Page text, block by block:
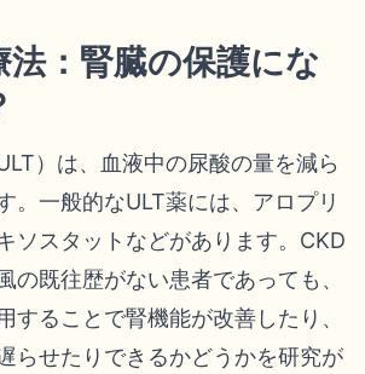
法：腎臓の保護にな
）は、血液中の尿酸の量を減ら
。一般的なULT薬には、アロプリ
ソスタットなどがあります。CKD
の既往歴がない患者であっても、
することで腎機能が改善したり、
らせたりできるかどうかを研究が